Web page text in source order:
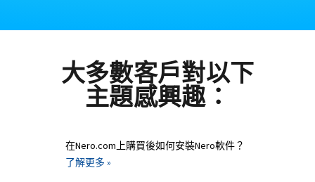
大多數客戶對以下
主題感興趣：
在Nero.com上購買後如何安裝Nero軟件？
了解更多 »